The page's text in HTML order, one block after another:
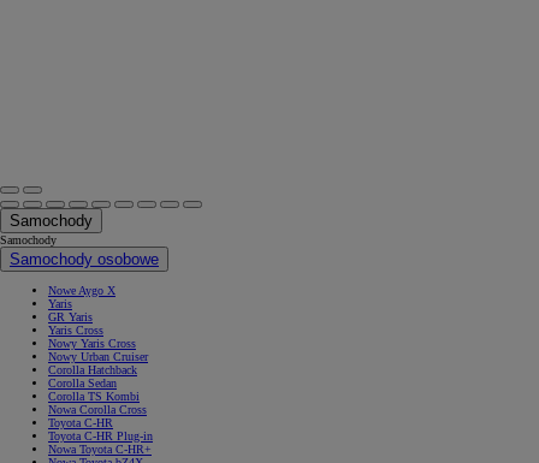
Samochody
Samochody
Samochody osobowe
Nowe Aygo X
Yaris
GR Yaris
Yaris Cross
Nowy Yaris Cross
Nowy Urban Cruiser
Corolla Hatchback
Corolla Sedan
Corolla TS Kombi
Nowa Corolla Cross
Toyota C-HR
Toyota C-HR Plug-in
Nowa Toyota C-HR+